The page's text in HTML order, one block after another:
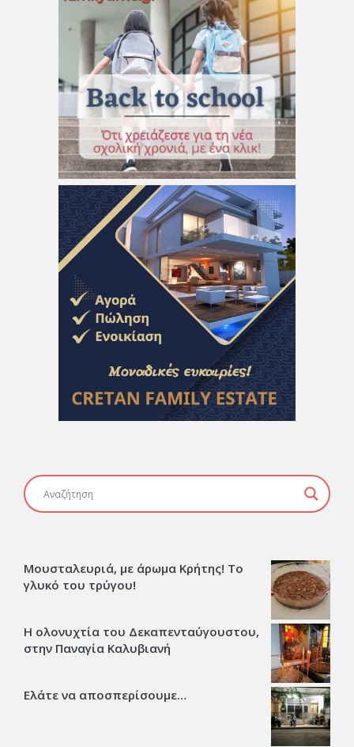
Μουσταλευριά, με άρωμα Κρήτης! Το
γλυκό του τρύγου!
Η ολονυχτία του Δεκαπενταύγουστου,
στην Παναγία Καλυβιανή
Ελάτε να αποσπερίσουμε…